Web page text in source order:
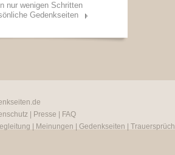
nur wenigen Schritten
Gedenkseiten
Presse
FAQ
Meinungen Gedenkseiten